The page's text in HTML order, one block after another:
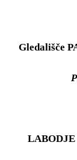
Gledališče